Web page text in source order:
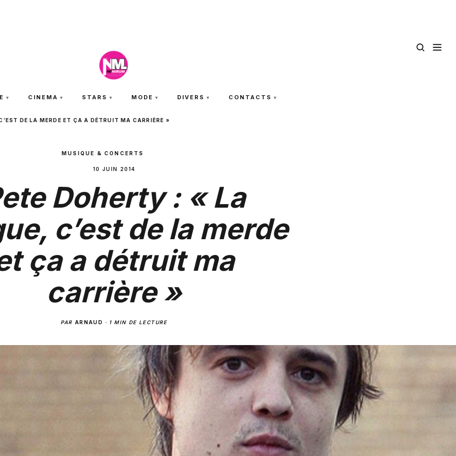
CINEMA STARS MODE DIVERS CONTACTS
DE LA MERDE ET ÇA A DÉTRUIT MA CARRIÈRE »
MUSIQUE & CONCERTS
10 JUIN 2014
Doherty : « La
c’est de la merde
ça a détruit ma
carrière »
PAR ARNAUD · 1 MIN DE LECTURE